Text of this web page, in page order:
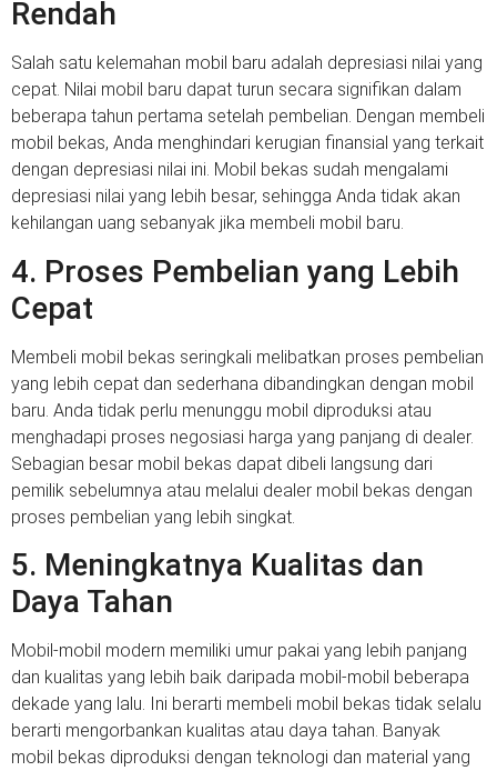
Rendah
Salah satu kelemahan mobil baru adalah depresiasi nilai yang
cepat. Nilai mobil baru dapat turun secara signifikan dalam
beberapa tahun pertama setelah pembelian. Dengan membeli
mobil bekas, Anda menghindari kerugian finansial yang terkait
dengan depresiasi nilai ini. Mobil bekas sudah mengalami
depresiasi nilai yang lebih besar, sehingga Anda tidak akan
kehilangan uang sebanyak jika membeli mobil baru.
4. Proses Pembelian yang Lebih
Cepat
Membeli mobil bekas seringkali melibatkan proses pembelian
yang lebih cepat dan sederhana dibandingkan dengan mobil
baru. Anda tidak perlu menunggu mobil diproduksi atau
menghadapi proses negosiasi harga yang panjang di dealer.
Sebagian besar mobil bekas dapat dibeli langsung dari
pemilik sebelumnya atau melalui dealer mobil bekas dengan
proses pembelian yang lebih singkat.
5. Meningkatnya Kualitas dan
Daya Tahan
Mobil-mobil modern memiliki umur pakai yang lebih panjang
dan kualitas yang lebih baik daripada mobil-mobil beberapa
dekade yang lalu. Ini berarti membeli mobil bekas tidak selalu
berarti mengorbankan kualitas atau daya tahan. Banyak
mobil bekas diproduksi dengan teknologi dan material yang